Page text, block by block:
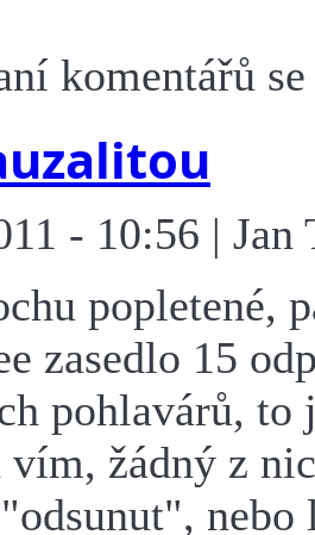
komentářů
- 10:56 | Jan
popletené,
zasedlo 15
pohlavárů, to
žádný z
nebo